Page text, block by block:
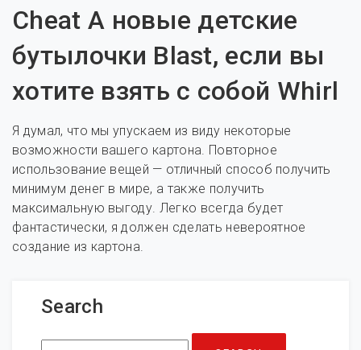
Cheat A новые детские
бутылочки Blast, если вы
хотите взять с собой Whirl
Я думал, что мы упускаем из виду некоторые
возможности вашего картона. Повторное
использование вещей — отличный способ получить
минимум денег в мире, а также получить
максимальную выгоду. Легко всегда будет
фантастически, я должен сделать невероятное
создание из картона.
Search
Search